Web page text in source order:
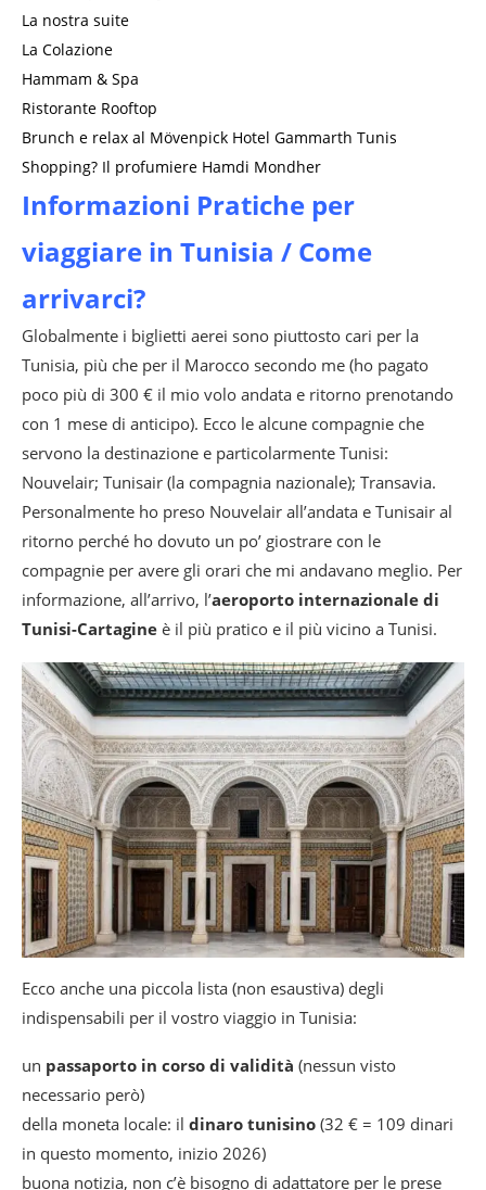
La nostra suite
La Colazione
Hammam & Spa
Ristorante Rooftop
Brunch e relax al Mövenpick Hotel Gammarth Tunis
Shopping? Il profumiere Hamdi Mondher
Informazioni Pratiche per
viaggiare in Tunisia / Come
arrivarci?
Globalmente i biglietti aerei sono piuttosto cari per la
Tunisia, più che per il Marocco secondo me (ho pagato
poco più di 300 € il mio volo andata e ritorno prenotando
con 1 mese di anticipo). Ecco le alcune compagnie che
servono la destinazione e particolarmente Tunisi:
Nouvelair; Tunisair (la compagnia nazionale); Transavia.
Personalmente ho preso Nouvelair all’andata e Tunisair al
ritorno perché ho dovuto un po’ giostrare con le
compagnie per avere gli orari che mi andavano meglio. Per
informazione, all’arrivo, l’aeroporto internazionale di
Tunisi-Cartagine è il più pratico e il più vicino a Tunisi.
Ecco anche una piccola lista (non esaustiva) degli
indispensabili per il vostro viaggio in Tunisia:
un passaporto in corso di validità (nessun visto
necessario però)
della moneta locale: il dinaro tunisino (32 € = 109 dinari
in questo momento, inizio 2026)
buona notizia, non c’è bisogno di adattatore per le prese